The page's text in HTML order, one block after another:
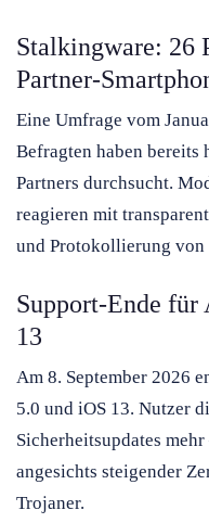
Stalkingware: 26
Partner-
Eine Umfrage vom
Befragten haben bereits
Partners durchsucht.
reagieren mit
und Protokollierung von
Support-Ende für
13
Am 8. September 2026
5.0 und iOS 13. Nutzer
Sicherheitsupdates
angesichts steigender
Trojaner.